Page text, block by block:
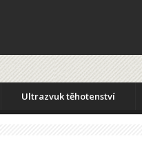
Ultrazvuk těhotenství